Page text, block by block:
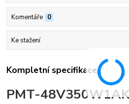
Komentáře 0
Ke stažení
Kompletní specifikace
PMT-